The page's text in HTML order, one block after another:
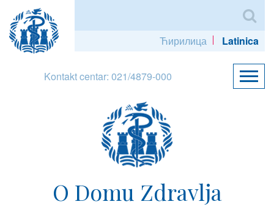
Ћирилица Latinica
Kontakt centar: 021/4879-000
O Domu Zdravlja